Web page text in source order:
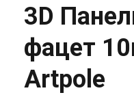
3D
фацет
Artpole